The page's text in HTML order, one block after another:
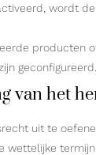
wordt
producten
geconfigureerd.
van het
uit te
wettelijke